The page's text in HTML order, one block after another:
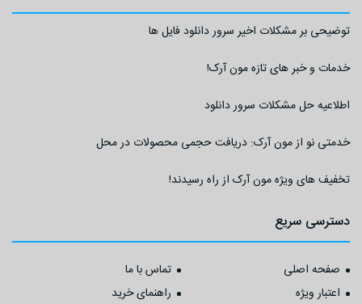
توضیحی بر مشکلات اخیر سرور دانلود فایل ها
خدمات و خبر های تازه مون آرک!
اطلاعیه حل مشکلات سرور دانلود
خدمتی نو از مون آرک: دریافت حجمی محصولات در محل
تخفیف های ویژه مون آرک از راه رسیدند!
دسترسی سریع
صفحه اصلی
تماس با ما
اعتبار ویژه
راهنمای خرید